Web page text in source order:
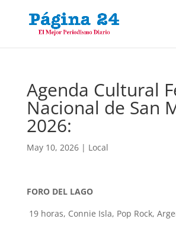
Agenda Cultural
Nacional de San
2026:
May 10, 2026| Local
FORO DEL LAGO
19 horas, Connie Isla, Pop Rock,